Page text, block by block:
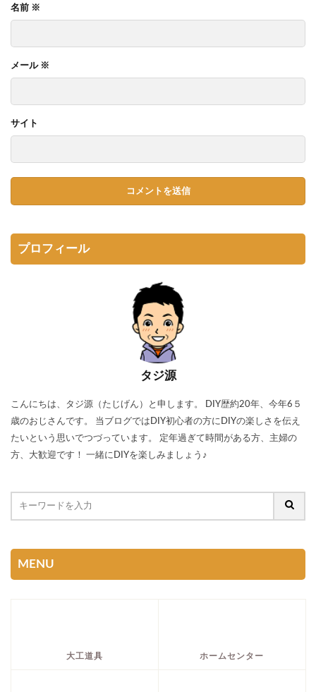
名前 ※
メール ※
サイト
プロフィール
タジ源
こんにちは、タジ源（たじげん）と申します。 DIY歴約20年、今年6５
歳のおじさんです。 当ブログではDIY初心者の方にDIYの楽しさを伝え
たいという思いでつづっています。 定年過ぎて時間がある方、主婦の
方、大歓迎です！ 一緒にDIYを楽しみましょう♪
MENU
大工道具 ホームセンター